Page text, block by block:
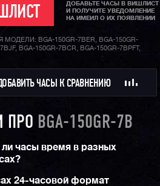
ДОБАВЬТЕ ЧАСЫ В ВИШЛИСТ
И ПОЛУЧИТЕ УВЕДОМЛЕНИЕ
НА ИМЕИЛ О ИХ ПОЯВЛЕНИИ
BGA-150GR-7BER, BGA-150GR-
BGA-150GR-7BCR, BGA-150GR-7BPFT,
ЧАСЫ К СРАВНЕНИЮ
ПРО BGA-150GR-7B
часы время в разных
24-часовой формат